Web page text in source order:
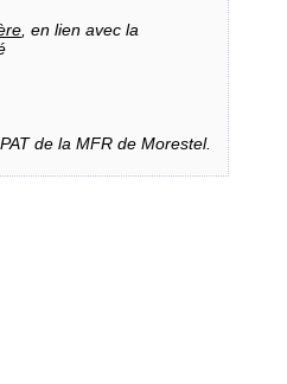
, en lien avec la
de la MFR de Morestel.